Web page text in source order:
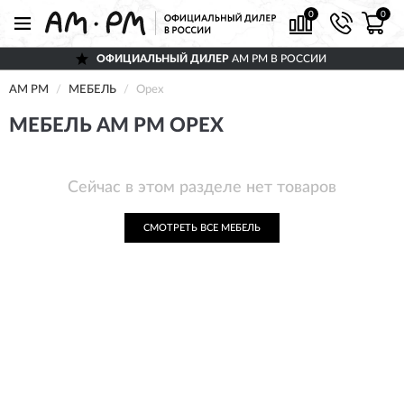
0 0
ОФИЦИАЛЬНЫЙ ДИЛЕР AM PM В РОССИИ
AM PM МЕБЕЛЬ Орех
МЕБЕЛЬ AM PM ОРЕХ
Сейчас в этом разделе нет товаров
СМОТРЕТЬ ВСЕ МЕБЕЛЬ